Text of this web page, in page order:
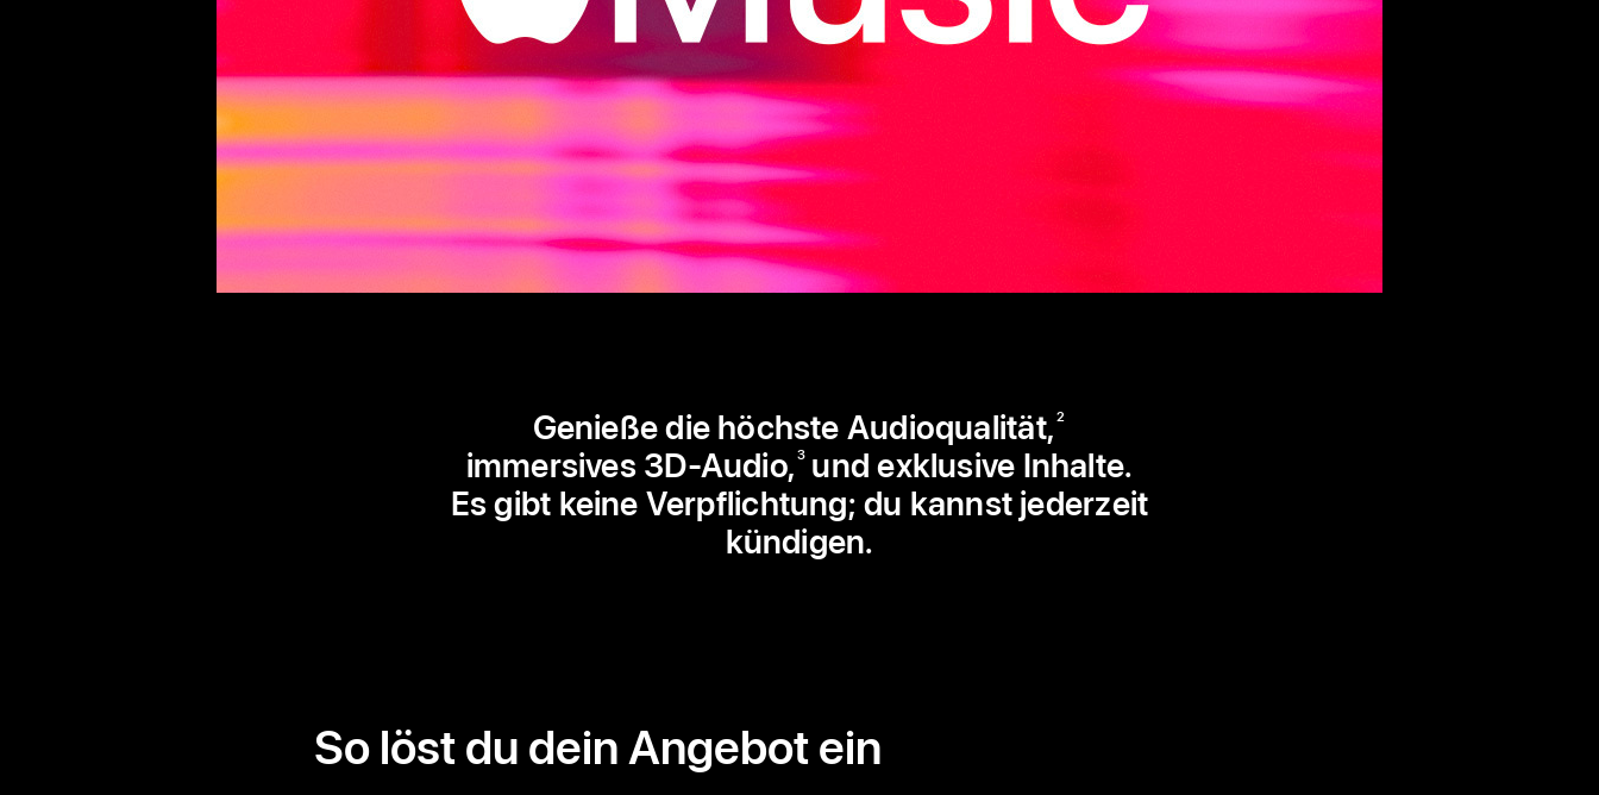
Genieße die höchste Audioqualität, 2
immersives 3D‑Audio, 3und exklusive Inhalte.
Es gibt keine Verpflichtung; du kannst jederzeit
kündigen.
So löst du dein Angebot ein